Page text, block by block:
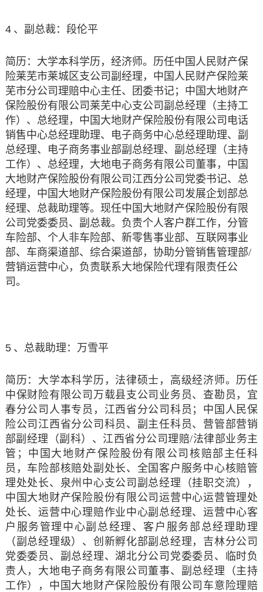
4 、副总裁：段伦平
简历： 大学本科学历，经济师。历任中国人民财产保
险莱芜市莱城区支公司副经理，中国人民财产保险莱
芜市分公司理赔中心主任、团委书记；中国大地财产
保险股份有限公司莱芜中心支公司副总经理（主持工
作）、总经理，中国大地财产保险股份有限公司电话
销售中心总经理助理、电子商务中心总经理助理、副
总经理、电子商务事业部副总经理、副总经理（主持
工作）、总经理，大地电子商务有限公司董事，中国
大地财产保险股份有限公司江西分公司党委书记、总
经理，中国大地财产保险股份有限公司发展企划部总
经理、总裁助理等。现任中国大地财产保险股份有限
公司党委委员、副总裁。负责个人客户群工作，分管
车险部、个人非车险部、新零售事业部、互联网事业
部、车商渠道部、综合渠道部，协助分管销售管理部/
营销运营中心，负责联系大地保险代理有限责任公
司。
5 、总裁助理：万雪平
简历： 大学本科学历，法律硕士，高级经济师。历任
中保财险有限公司万载县支公司业务员、查勘员，宜
春分公司人事专员，江西省分公司科员；中国人民保
险公司江西省分公司科员、副主任科员、营管部营销
部副经理（副科）、江西省分公司理赔/法律部业务主
管；中国大地财产保险股份有限公司核赔部主任科
员，车险部核赔处副处长、全国客户服务中心核赔管
理处处长、泉州中心支公司副总经理（挂职交流），
中国大地财产保险股份有限公司运营中心运营管理处
处长、运营中心理赔作业中心副总经理、运营中心客
户服务管理中心副总经理、客户服务部总经理助理
（副总经理级）、创新孵化部副总经理，吉林分公司
党委委员、副总经理、湖北分公司党委委员、临时负
责人，大地电子商务有限公司董事、副总经理（主持
工作），中国大地财产保险股份有限公司车意险理赔